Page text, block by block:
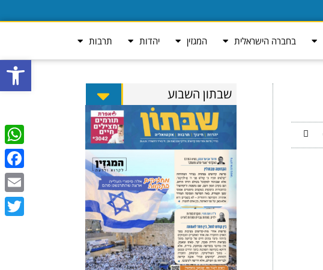
פתח
בחברה הישראלית המגזין יהדות תרבות
שבתון השבוע
Email